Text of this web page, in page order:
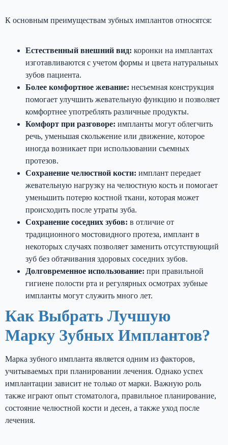
К основным преимуществам зубных имплантов относятся:
Естественный внешний вид: коронки на имплантах
изготавливаются с учетом формы и цвета натуральных
зубов пациента.
Более комфортное жевание: несъемная конструкция
помогает улучшить жевательную функцию и позволяет
комфортнее употреблять различные продукты.
Комфорт при разговоре: импланты могут облегчить
речь, уменьшая скольжение или движение, которое
иногда возникает при использовании съемных
протезов.
Сохранение челюстной кости: имплант передает
жевательную нагрузку на челюстную кость и помогает
уменьшить потерю костной ткани, которая может
происходить после утраты зуба.
Сохранение соседних зубов: в отличие от
традиционного мостовидного протеза, имплант в
некоторых случаях позволяет заменить отсутствующий
зуб без обтачивания здоровых соседних зубов.
Долговременное использование: при правильной
гигиене полости рта и регулярных осмотрах зубные
импланты могут служить много лет.
Как Выбрать Лучшую
Марку Зубных Имплантов?
Марка зубного импланта является одним из факторов,
учитываемых при планировании лечения. Однако успех
имплантации зависит не только от марки. Важную роль
также играют опыт стоматолога, правильное планирование,
состояние челюстной кости и десен, а также уход после
лечения.